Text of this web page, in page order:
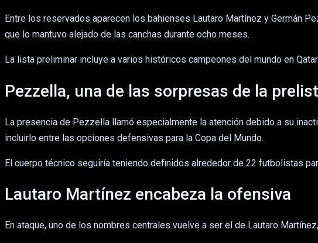
Entre los reservados aparecen los bahienses Lautaro Martínez y Germán
que lo mantuvo alejado de las canchas durante ocho meses.
La lista preliminar incluye a varios históricos campeones del mundo en
Pezzella, una de las sorpresas de la
La presencia de Pezzella llamó especialmente la atención debido a su
incluirlo entre las opciones defensivas para la Copa del Mundo.
El cuerpo técnico seguiría teniendo definidos alrededor de 22 futbolistas
Lautaro Martínez encabeza la ofensiva
En ataque, uno de los nombres centrales vuelve a ser el de Lautaro